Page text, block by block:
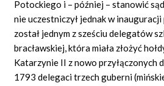
Potockiego i – później – stanowić
nie uczestniczył jednak w
został jednym z sześciu delegatów
bracławskiej, która miała złożyć
Katarzynie II z nowo przyłączonych
1793 delegaci trzech guberni